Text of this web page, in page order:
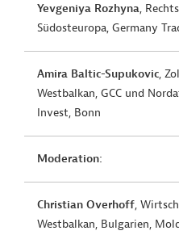
Yevgeniya Rozhyna,
Südosteuropa, Germany
Amira Baltic-Supukovic,
Westbalkan, GCC und
Invest, Bonn
Moderation:
Christian Overhoff,
Westbalkan, Bulgarien,